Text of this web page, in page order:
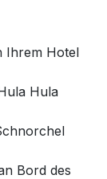
Ihrem Hotel
Hula
Bord des